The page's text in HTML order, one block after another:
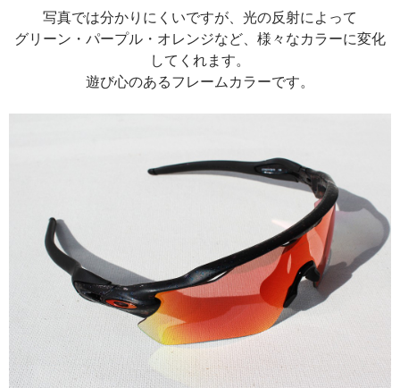
写真では分かりにくいですが、光の反射によって
グリーン・パープル・オレンジなど、様々なカラーに変化
してくれます。
遊び心のあるフレームカラーです。